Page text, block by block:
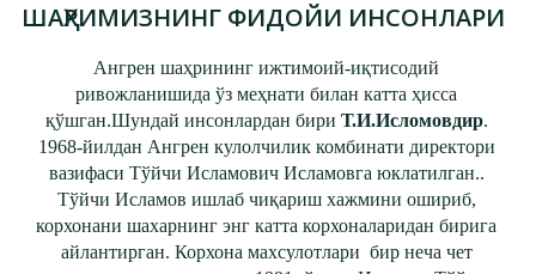
ШАҲРИМИЗНИНГ ФИДОЙИ ИНСОНЛАРИ
Ангрен шаҳрининг ижтимоий-иқтисодий
ривожланишида ўз меҳнати билан катта ҳисса
қўшган.Шундай инсонлардан бири Т.И.Исломовдир.
1968-йилдан Ангрен кулолчилик комбинати директори
вазифаси Тўйчи Исламович Исламовга юклатилган..
Тўйчи Исламов ишлаб чиқариш хажмини ошириб,
корхонани шахарнинг энг катта корхоналаридан бирига
айлантирган. Корхона махсулотлари бир неча чет